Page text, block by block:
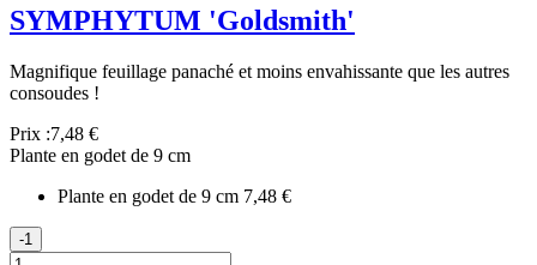
SYMPHYTUM 'Goldsmith'
Magnifique feuillage panaché et moins envahissante que les autres
consoudes !
Prix :7,48 €
Plante en godet de 9 cm
Plante en godet de 9 cm 7,48 €
-1